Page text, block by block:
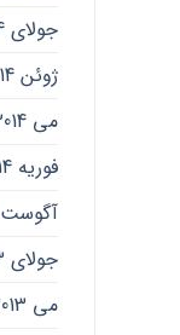
جولای 2014
ژوئن 2014
می 2014
فوریه 2014
آگوست 2013
جولای 2013
می 2013